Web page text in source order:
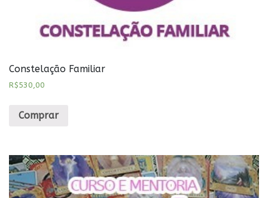
Constelação Familiar
R$530,00
Comprar